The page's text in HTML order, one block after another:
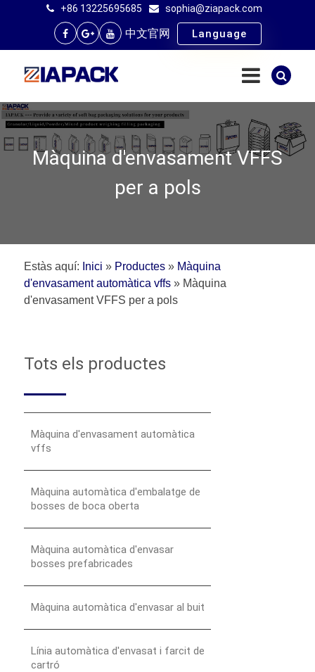
+86 13225695685 sophia@ziapack.com
中文官网 Language
Màquina d'envasament VFFS
per a pols
Estàs aquí: Inici » Productes » Màquina
d'envasament automàtica vffs » Màquina
d'envasament VFFS per a pols
Tots els productes
Màquina d'envasament automàtica
vffs
Màquina automàtica d'embalatge de
bosses de boca oberta
Màquina automàtica d'envasar
bosses prefabricades
Màquina automàtica d'envasar al buit
Línia automàtica d'envasat i farcit de
cartró